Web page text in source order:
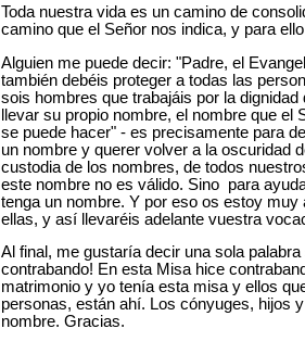
Toda nuestra vida es un camino de
camino que el Señor nos indica, y para
Alguien me puede decir: "Padre, el
también debéis proteger a todas las
sois hombres que trabajáis por la
llevar su propio nombre, el nombre que el
se puede hacer" - es precisamente para
un nombre y querer volver a la oscuridad
custodia de los nombres, de todos
este nombre no es válido. Sino para
tenga un nombre. Y por eso os estoy
ellas, y así llevaréis adelante vuestra
Al final, me gustaría decir una sola
contrabando! En esta Misa hice
matrimonio y yo tenía esta misa y ellos
personas, están ahí. Los cónyuges, hijos
nombre. Gracias.